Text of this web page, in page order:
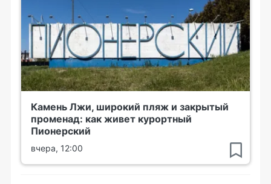
Камень Лжи, широкий пляж и закрытый
променад: как живет курортный
Пионерский
вчера, 12:00